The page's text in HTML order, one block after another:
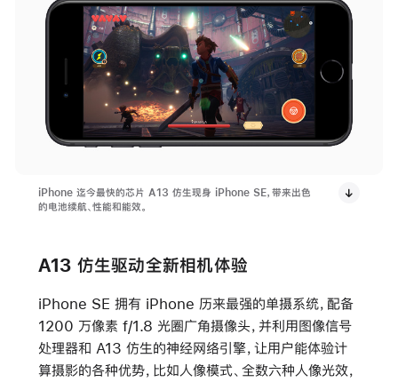
iPhone 迄今最快的芯片 A13 仿生现身 iPhone SE，带来出色
的电池续航、性能和能效。
A13 仿生驱动全新相机体验
iPhone SE 拥有 iPhone 历来最强的单摄系统，配备
1200 万像素 f/1.8 光圈广角摄像头，并利用图像信号
处理器和 A13 仿生的神经网络引擎，让用户能体验计
算摄影的各种优势，比如人像模式、全数六种人像光效，